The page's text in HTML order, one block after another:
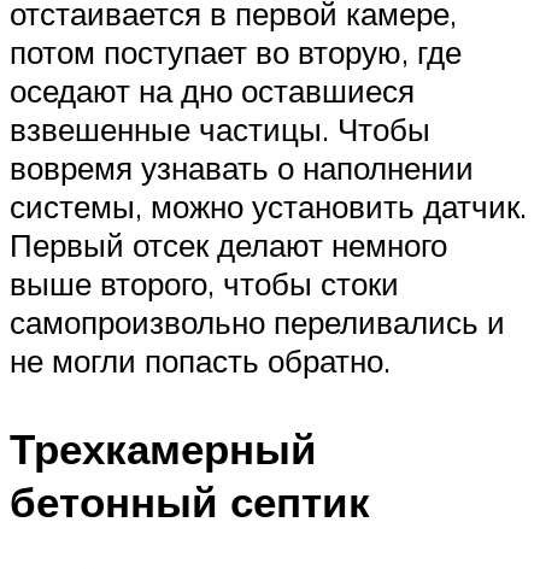
отстаивается в первой камере,
потом поступает во вторую, где
оседают на дно оставшиеся
взвешенные частицы. Чтобы
вовремя узнавать о наполнении
системы, можно установить датчик.
Первый отсек делают немного
выше второго, чтобы стоки
самопроизвольно переливались и
не могли попасть обратно.
Трехкамерный
бетонный септик